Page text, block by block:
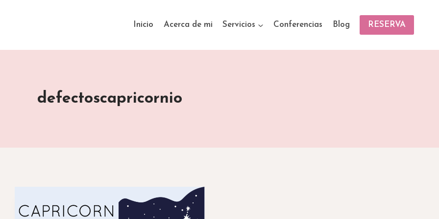
Inicio Acerca de mi Servicios Conferencias Blog RESERVA
defectoscapricornio